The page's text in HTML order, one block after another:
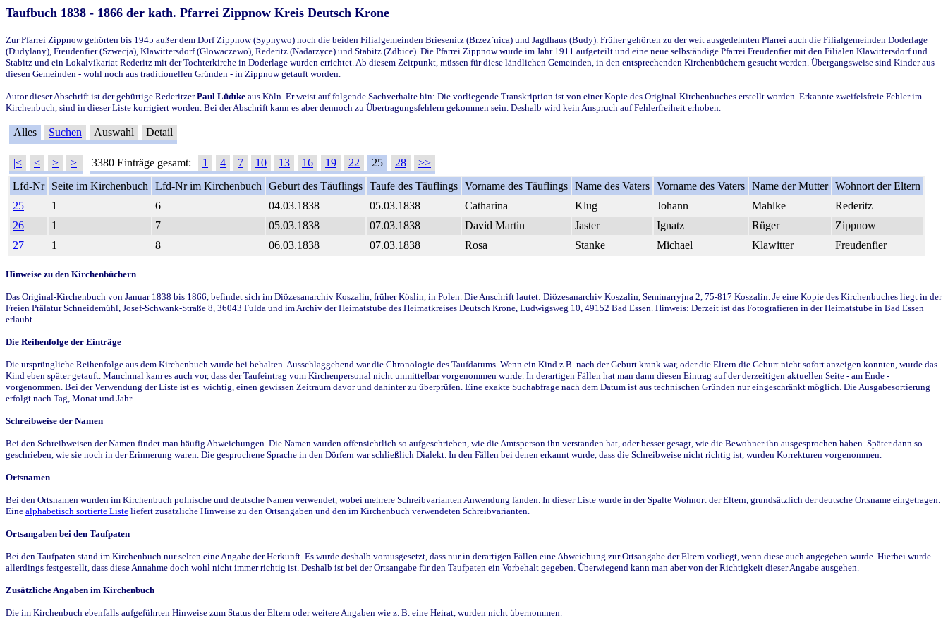
Taufbuch 1838 - 1866 der kath. Pfarrei Zippnow Kreis Deutsch Krone
Zur Pfarrei Zippnow gehörten bis 1945 außer dem Dorf Zippnow (Sypnywo) noch die beiden Filialgemeinden Briesenitz (Brzez`nica) und Jagdhaus (Budy). Früher gehörten zu der weit ausgedehnten Pfarrei auch die Filialgemeinden Doderlage
(Dudylany), Freudenfier (Szwecja), Klawittersdorf (Glowaczewo), Rederitz (Nadarzyce) und Stabitz (Zdbice). Die Pfarrei Zippnow wurde im Jahr 1911 aufgeteilt und eine neue selbständige Pfarrei Freudenfier mit den Filialen Klawittersdorf und
Stabitz und ein Lokalvikariat Rederitz mit der Tochterkirche in Doderlage wurden errichtet. Ab diesem Zeitpunkt, müssen für diese ländlichen Gemeinden, in den entsprechenden Kirchenbüchern gesucht werden. Übergangsweise sind Kinder aus
diesen Gemeinden - wohl noch aus traditionellen Gründen - in Zippnow getauft worden.
Autor dieser Abschrift ist der gebürtige RederitzerPaul Lüdtke aus Köln. Er weist auf folgende Sachverhalte hin: Die vorliegende Transkription ist von einer Kopie des Original-Kirchenbuches erstellt worden. Erkannte zweifelsfreie Fehler im
Kirchenbuch, sind in dieser Liste korrigiert worden. Bei der Abschrift kann es aber dennoch zu Übertragungsfehlern gekommen sein. Deshalb wird kein Anspruch auf Fehlerfreiheit erhoben.
Alles Suchen Auswahl Detail
|< < > >| 3380 Einträge gesamt: 1 4 7 10 13 16 19 22 25 28
>>
Lfd-Nr
Seite im Kirchenbuch Lfd-Nr im Kirchenbuch Geburt des Täuflings Taufe des Täuflings Vorname des Täuflings Name des Vaters Vorname des Vaters Name der Mutter Wohnort der Eltern
25
1 6 04.03.1838 05.03.1838 Catharina Klug Johann Mahlke
Rederitz
26
1 7 05.03.1838 07.03.1838 David Martin Jaster Ignatz Rüger
Zippnow
27
1 8 06.03.1838 07.03.1838 Rosa Stanke Michael Klawitter Freudenfier
Hinweise zu den Kirchenbüchern
Das Original-Kirchenbuch von Januar 1838 bis 1866, befindet sich im Diözesanarchiv Koszalin, früher Köslin, in Polen. Die Anschrift lautet: Diözesanarchiv Koszalin, Seminarryjna 2, 75-817 Koszalin. Je eine Kopie des Kirchenbuches liegt in der
Freien Prälatur Schneidemühl, Josef-Schwank-Straße 8, 36043 Fulda und im Archiv der Heimatstube des Heimatkreises Deutsch Krone, Ludwigsweg 10, 49152 Bad Essen. Hinweis: Derzeit ist das Fotografieren in der Heimatstube in Bad Essen
erlaubt.
Die Reihenfolge der Einträge
Die ursprüngliche Reihenfolge aus dem Kirchenbuch wurde bei behalten. Ausschlaggebend war die Chronologie des Taufdatums. Wenn ein Kind z.B. nach der Geburt krank war, oder die Eltern die Geburt nicht sofort anzeigen konnten, wurde das
Kind eben später getauft. Manchmal kam es auch vor, dass der Taufeintrag vom Kirchenpersonal nicht unmittelbar vorgenommen wurde. In derartigen Fällen hat man dann diesen Eintrag auf der derzeitigen aktuellen Seite - am Ende -
vorgenommen. Bei der Verwendung der Liste ist es wichtig, einen gewissen Zeitraum davor und dahinter zu überprüfen. Eine exakte Suchabfrage nach dem Datum ist aus technischen Gründen nur eingeschränkt möglich. Die Ausgabesortierung
erfolgt nach Tag, Monat und Jahr.
Schreibweise der Namen
Bei den Schreibweisen der Namen findet man häufig Abweichungen. Die Namen wurden offensichtlich so aufgeschrieben, wie die Amtsperson ihn verstanden hat, oder besser gesagt, wie die Bewohner ihn ausgesprochen haben. Später dann so
geschrieben, wie sie noch in der Erinnerung waren. Die gesprochene Sprache in den Dörfern war schließlich Dialekt. In den Fällen bei denen erkannt wurde, dass die Schreibweise nicht richtig ist, wurden Korrekturen vorgenommen.
Ortsnamen
Bei den Ortsnamen wurden im Kirchenbuch polnische und deutsche Namen verwendet, wobei mehrere Schreibvarianten Anwendung fanden. In dieser Liste wurde in der Spalte Wohnort der Eltern, grundsätzlich der deutsche Ortsname eingetragen.
Eine alphabetisch sortierte Liste liefert zusätzliche Hinweise zu den Ortsangaben und den im Kirchenbuch verwendeten Schreibvarianten.
Ortsangaben bei den Taufpaten
Bei den Taufpaten stand im Kirchenbuch nur selten eine Angabe der Herkunft. Es wurde deshalb vorausgesetzt, dass nur in derartigen Fällen eine Abweichung zur Ortsangabe der Eltern vorliegt, wenn diese auch angegeben wurde. Hierbei wurde
allerdings festgestellt, dass diese Annahme doch wohl nicht immer richtig ist. Deshalb ist bei der Ortsangabe für den Taufpaten ein Vorbehalt gegeben. Überwiegend kann man aber von der Richtigkeit dieser Angabe ausgehen.
Zusätzliche Angaben im Kirchenbuch
Die im Kirchenbuch ebenfalls aufgeführten Hinweise zum Status der Eltern oder weitere Angaben wie z. B. eine Heirat, wurden nicht übernommen.